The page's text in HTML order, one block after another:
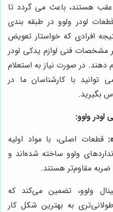
هستند، باعث می گردد تا
لودر ولوو در طبقه بندی
افرادی که خواستار تعویض
فنی لوازم یدکی لودر
دهند. در صورت نیاز به استعلام
توانید با کارشناسان ما در
بگیرید.
لودر ولوو:
قطعات اصلی، با مواد اولیه
ولوو ساخته شده‌اند و
مقاوم‌تر هستند.
ولوو، تضمین می‌کند که
به بهترین شکل کار